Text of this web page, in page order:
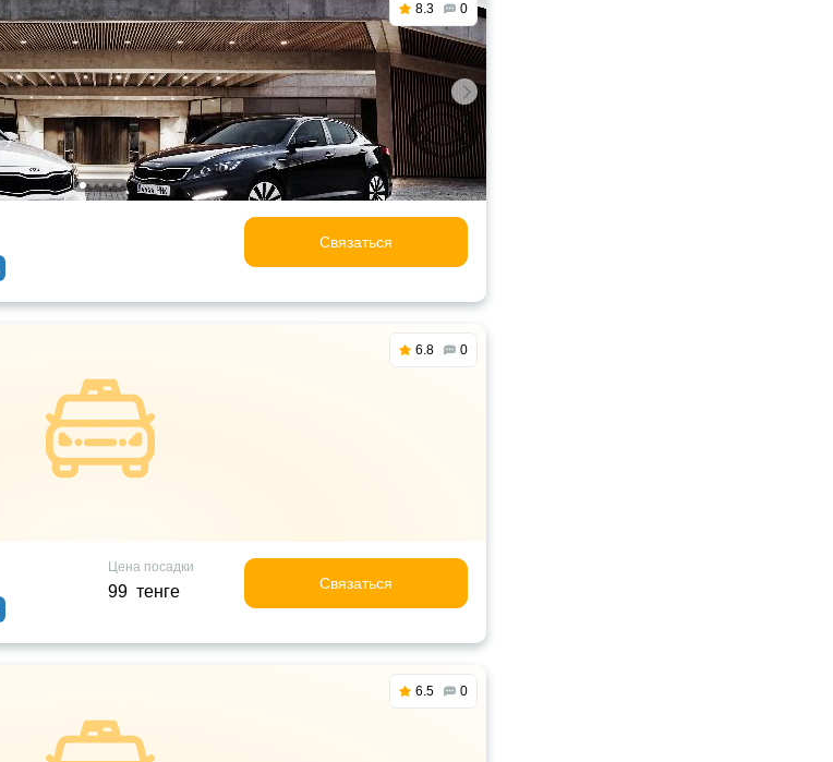
8.3 0
Связаться
6.8 0
Цена посадки
99 тенге Связаться
6.5 0